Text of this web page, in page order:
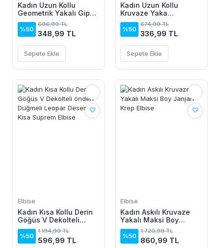
Kadın Uzun Kollu
Geometrik Yakalı Gipe
Detaylı Krep Bluz
%50
696,99 TL
348,99 TL
Sepete Ekle
Kadın Uzun Kollu
Kruvaze Yaka
Yanlardan Büzgülü
Kadife Elbise
%50
674,99 TL
336,99 TL
Sepete Ekle
Elbise
Kadın Kısa Kollu Derin
Göğüs V Dekolteli
önden Düğmeli Leopar
Desenli Kısa Süprem
Elbise
%50
1.194,99 TL
596,99 TL
Elbise
Kadın Askılı Kruvaze
Yakalı Maksi Boy
Janjan Krep Elbise
%50
1.720,99 TL
860,99 TL